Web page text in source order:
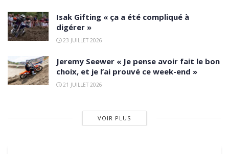
Isak Gifting « ça a été compliqué à
digérer »
23 JUILLET 2026
Jeremy Seewer « Je pense avoir fait le bon
choix, et je l’ai prouvé ce week-end »
21 JUILLET 2026
VOIR PLUS